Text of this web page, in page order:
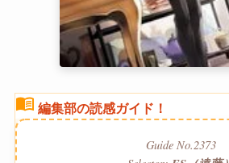
menu_book 編集部の読感ガイド！
Guide No.2373